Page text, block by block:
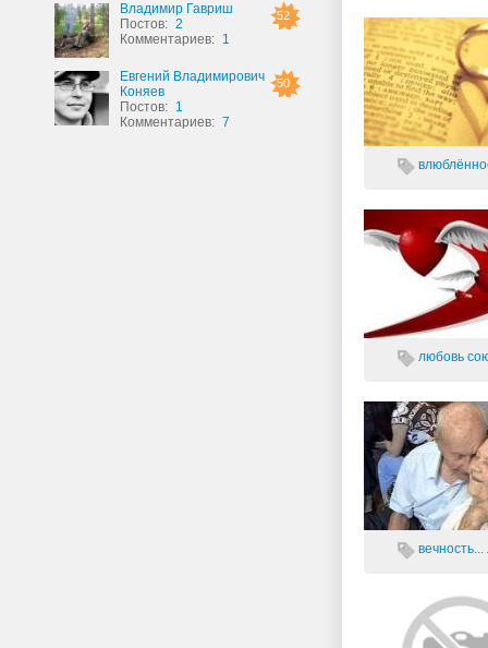
52
Владимир Гавриш
Постов: 2
Комментариев: 1
50
Евгений Владимирович
Коняев
Постов: 1
Комментариев: 7
любовь
вечность...